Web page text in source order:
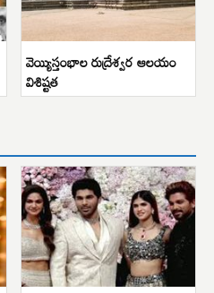
వెయ్యిస్తంభాల రుద్రేశ్వర ఆలయం
విశిష్టత